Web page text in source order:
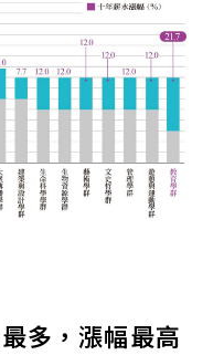
多，漲幅最高